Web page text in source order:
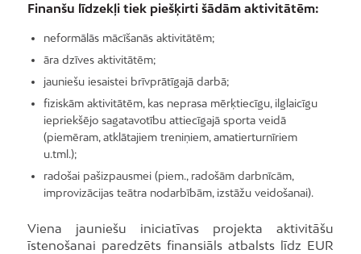
Finanšu līdzekļi tiek piešķirti šādām aktivitātēm:
neformālās mācīšanās aktivitātēm;
āra dzīves aktivitātēm;
jauniešu iesaistei brīvprātīgajā darbā;
fiziskām aktivitātēm, kas neprasa mērķtiecīgu, ilglaicīgu
iepriekšējo sagatavotību attiecīgajā sporta veidā
(piemēram, atklātajiem treniņiem, amatierturnīriem
u.tml.);
radošai pašizpausmei (piem., radošām darbnīcām,
improvizācijas teātra nodarbībām, izstāžu veidošanai).
Viena jauniešu iniciatīvas projekta aktivitāšu
īstenošanai paredzēts finansiāls atbalsts līdz EUR